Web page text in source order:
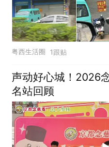
粤西生活圈 1跟贴
声动好心城！2026
名站回顾